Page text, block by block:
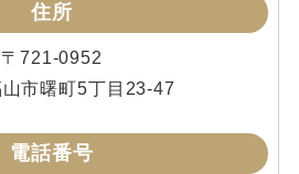
住所
〒721-0952
山市曙町5丁目23-47
電話番号